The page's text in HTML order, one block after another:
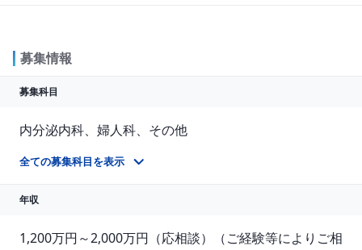
募集情報
募集科目
内分泌内科、婦人科、その他
全ての募集科目を表示
年収
1,200万円～2,000万円（応相談）（ご経験等によりご相